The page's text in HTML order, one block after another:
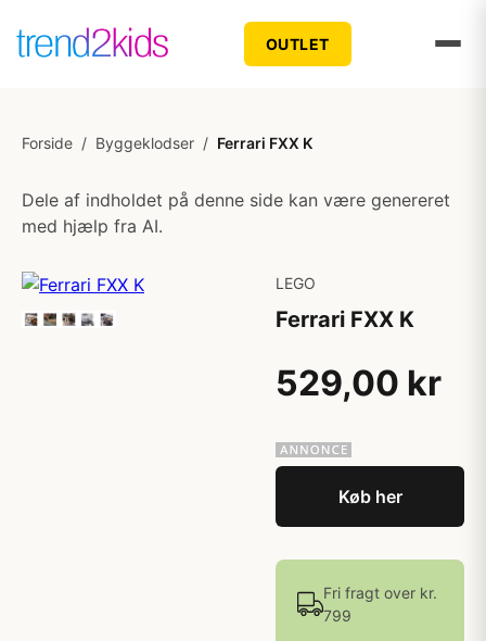
OUTLET
Forside / Byggeklodser / Ferrari FXX K
Dele af indholdet på denne side kan være genereret
med hjælp fra AI.
LEGO
Ferrari FXX K
529,00 kr
Køb her
Fri fragt over kr.
799